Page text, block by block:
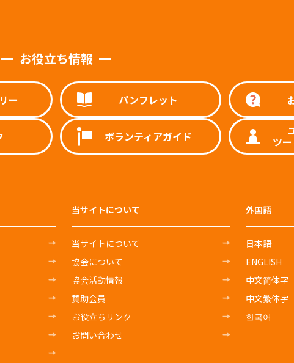
お役立ち情報
ー パンフレット
ボランティアガイド ツ
当サイトについて
当サイトについて
協会について
協会活動情報
賛助会員
お役立ちリンク
お問い合わせ
外国語
日本語
ENGLISH
中文简体字
中文繁体字
한국어